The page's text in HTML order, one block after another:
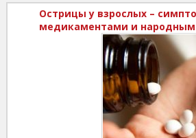
Острицы у взрослых –
медикаментами и